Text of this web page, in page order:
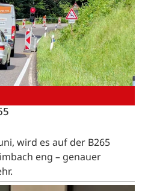
wird es auf der B265
eng – genauer